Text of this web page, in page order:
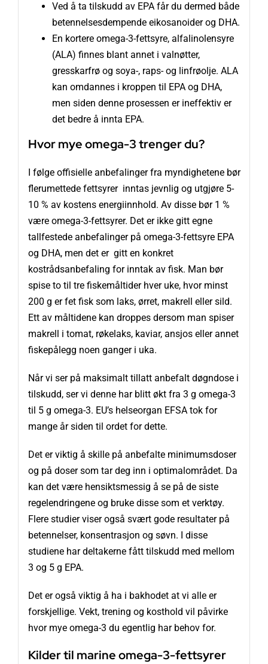
Ved å ta tilskudd av EPA får du dermed både
betennelsesdempende eikosanoider og DHA.
En kortere omega-3-fettsyre, alfalinolensyre
(ALA) finnes blant annet i valnøtter,
gresskarfrø og soya-, raps- og linfrøolje. ALA
kan omdannes i kroppen til EPA og DHA,
men siden denne prosessen er ineffektiv er
det bedre å innta EPA.
Hvor mye omega-3 trenger du?
I følge offisielle anbefalinger fra myndighetene bør
flerumettede fettsyrer inntas jevnlig og utgjøre 5-
10 % av kostens energiinnhold. Av disse bør 1 %
være omega-3-fettsyrer. Det er ikke gitt egne
tallfestede anbefalinger på omega-3-fettsyre EPA
og DHA, men det er gitt en konkret
kostrådsanbefaling for inntak av fisk. Man bør
spise to til tre fiskemåltider hver uke, hvor minst
200 g er fet fisk som laks, ørret, makrell eller sild.
Ett av måltidene kan droppes dersom man spiser
makrell i tomat, røkelaks, kaviar, ansjos eller annet
fiskepålegg noen ganger i uka.
Når vi ser på maksimalt tillatt anbefalt døgndose i
tilskudd, ser vi denne har blitt økt fra 3 g omega-3
til 5 g omega-3. EU’s helseorgan EFSA tok for
mange år siden til ordet for dette.
Det er viktig å skille på anbefalte minimumsdoser
og på doser som tar deg inn i optimalområdet. Da
kan det være hensiktsmessig å se på de siste
regelendringene og bruke disse som et verktøy.
Flere studier viser også svært gode resultater på
betennelser, konsentrasjon og søvn. I disse
studiene har deltakerne fått tilskudd med mellom
3 og 5 g EPA.
Det er også viktig å ha i bakhodet at vi alle er
forskjellige. Vekt, trening og kosthold vil påvirke
hvor mye omega-3 du egentlig har behov for.
Kilder til marine omega-3-fettsyrer